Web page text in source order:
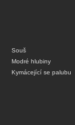
Souš
Modré hlubiny
Kymácející se palubu